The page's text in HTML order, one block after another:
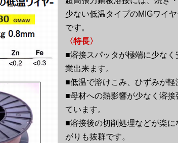
少ない低温タイプのMIGワイ
です。
〈特長〉
■溶接スパッタが極端に少なく
業出来ます。
■低温で溶けこみ、ひずみが軽
■母材への熱影響が少なく溶接
ています。
■溶接後の切削処理などが楽に
がりも抜群です。